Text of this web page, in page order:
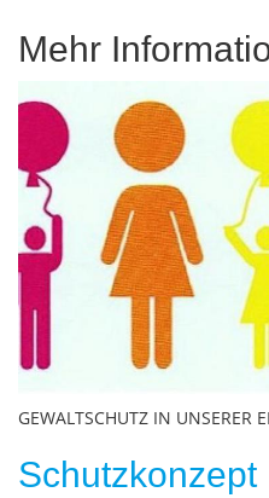
Mehr
GEWALTSCHUTZ IN UNSERER
Schutzkonzept